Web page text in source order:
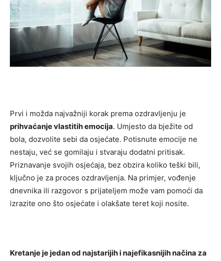
Prvi i možda najvažniji korak prema ozdravljenju je
prihvaćanje vlastitih emocija. Umjesto da bježite od
bola, dozvolite sebi da osjećate. Potisnute emocije ne
nestaju, već se gomilaju i stvaraju dodatni pritisak.
Priznavanje svojih osjećaja, bez obzira koliko teški bili,
ključno je za proces ozdravljenja. Na primjer, vođenje
dnevnika ili razgovor s prijateljem može vam pomoći da
izrazite ono što osjećate i olakšate teret koji nosite.
Kretanje je jedan od najstarijih i najefikasnijih načina za